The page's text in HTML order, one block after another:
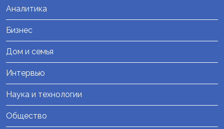
Аналитика
Бизнес
Дом и семья
Интервью
Наука и технологии
Общество